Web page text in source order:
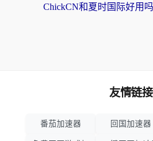
友情链接
番茄加速器 回国加速器